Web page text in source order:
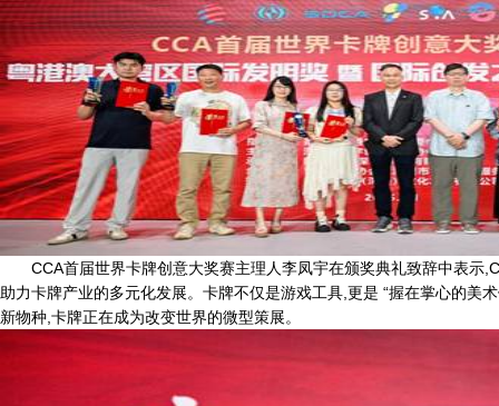
CCA首届世界卡牌创意大奖赛主理人李凤宇在颁奖典礼致辞中表示
助力卡牌产业的多元化发展。卡牌不仅是游戏工具,更是 “握在掌心的美
新物种,卡牌正在成为改变世界的微型策展。